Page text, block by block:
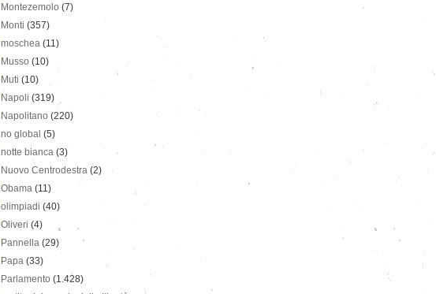
Montezemolo (7)
Monti (357)
moschea (11)
Musso (10)
Muti (10)
Napoli (319)
Napolitano (220)
no global (5)
notte bianca (3)
Nuovo Centrodestra (2)
Obama (11)
olimpiadi (40)
Oliveri (4)
Pannella (29)
Papa (33)
Parlamento (1.428)